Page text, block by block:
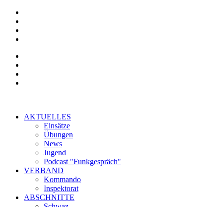
AKTUELLES
Einsätze
Übungen
News
Jugend
Podcast "Funkgespräch"
VERBAND
Kommando
Inspektorat
ABSCHNITTE